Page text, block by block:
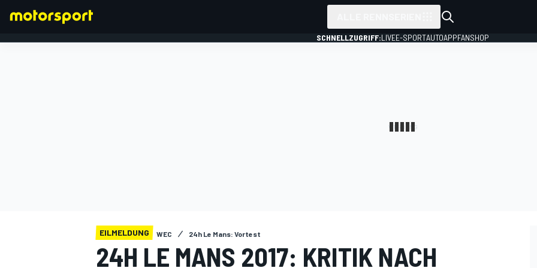
SCHNELLZUGRIFF:LIVEE-SPORTAUTOAPPFANSHOP
EILMELDUNG WEC 24h Le Mans: Vortest
24H LE MANS 2017: KRITIK NACH